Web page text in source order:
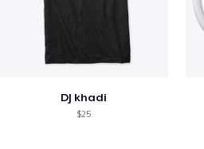
DJ khadi
$25